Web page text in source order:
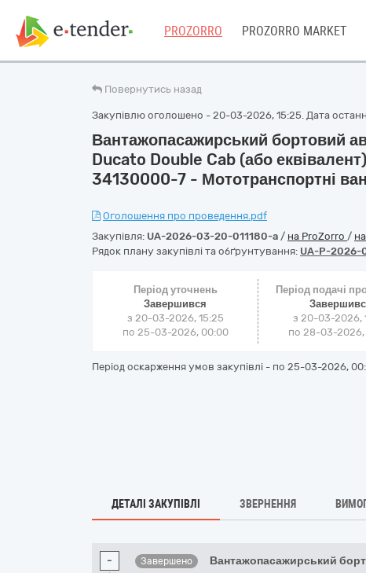
PROZORRO PROZORRO MARKET
Повернутись назад
Закупівлю оголошено - 20-03-2026, 15:25. Дата
Вантажопасажирський бортовий
Ducato Double Cab (або
34130000-7 - Мототранспортні
Оголошення про проведення.pdf
Закупівля: UA-2026-03-20-011180-a / на ProZorro /
Рядок плану закупівлі та обґрунтування: UA-P-2026-
Період уточнень
Завершився
з 20-03-2026, 15:25
по 25-03-2026, 00:00
Період подачі
з 20-03-2026,
по 28-03-
Період оскарження умов закупівлі - по 25-03-2026,
ДЕТАЛІ ЗАКУПІВЛІ ЗВЕРНЕННЯ
- Завершено Вантажопасажирський